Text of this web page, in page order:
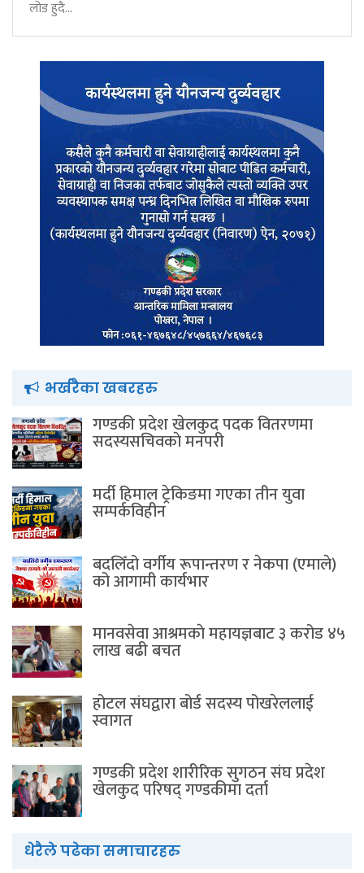
लोड हुदै...
भर्खरैका खबरहरु
गण्डकी प्रदेश खेलकुद पदक वितरणमा
सदस्यसचिवकाे मनपरी
मर्दी हिमाल ट्रेकिङमा गएका तीन युवा
सम्पर्कविहीन
बदलिँदो वर्गीय रूपान्तरण र नेकपा (एमाले)
को आगामी कार्यभार
मानवसेवा आश्रमकाे‌ महायज्ञबाट ३ करोड ४५
लाख बढी बचत
होटल संघद्वारा बोर्ड सदस्य पोखरेललाई
स्वागत
गण्डकी प्रदेश शारीरिक सुगठन संघ प्रदेश
खेलकुद परिषद् गण्डकीमा दर्ता
धेरैले पढेका समाचारहरु